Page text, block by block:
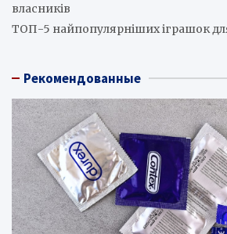
власників
ТОП-5 найпопулярніших іграшок
Рекомендованные